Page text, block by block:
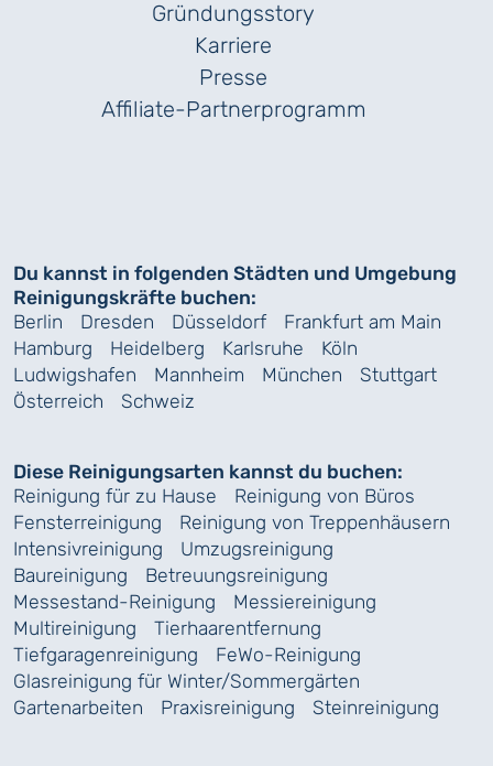
Gründungs­story
Karriere
Presse
Affiliate-Partnerprogramm
Du kannst in folgenden Städten und Umgebung
Reinigungskräfte buchen:
Berlin
Dresden Düsseldorf
Frankfurt am Main
Hamburg
Heidelberg Karlsruhe
Köln
Ludwigshafen
Mannheim München
Stuttgart
Österreich
Schweiz
Diese Reinigungsarten kannst du buchen:
Reinigung für zu Hause
Reinigung von Büros
Fensterreinigung
Reinigung von Treppenhäusern
Intensivreinigung
Umzugsreinigung
Baureinigung
Betreuungsreinigung
Messestand-Reinigung
Messiereinigung
Multireinigung
Tierhaarentfernung
Tiefgaragenreinigung
FeWo-Reinigung
Glasreinigung für Winter/Sommergärten
Gartenarbeiten
Praxisreinigung Steinreinigung